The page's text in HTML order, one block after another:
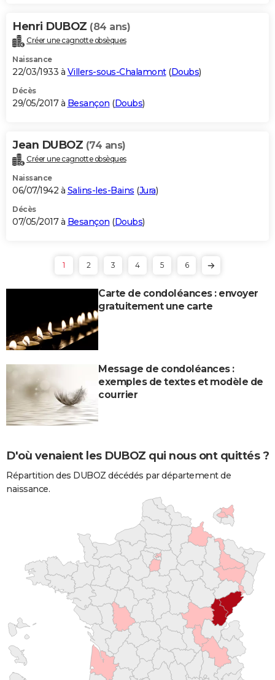
Henri DUBOZ (84 ans)
Créer une cagnotte obsèques
Naissance
22/03/1933 à Villers-sous-Chalamont(Doubs)
Décès
29/05/2017 à Besançon (Doubs)
Jean DUBOZ (74 ans)
Créer une cagnotte obsèques
Naissance
06/07/1942 à Salins-les-Bains (Jura)
Décès
07/05/2017 à Besançon (Doubs)
1 2 3 4 5 6
Carte de condoléances : envoyer
gratuitement une carte
Message de condoléances :
exemples de textes et modèle de
courrier
D'où venaient les DUBOZ qui nous ont quittés ?
Répartition des DUBOZ décédés par département de
naissance.